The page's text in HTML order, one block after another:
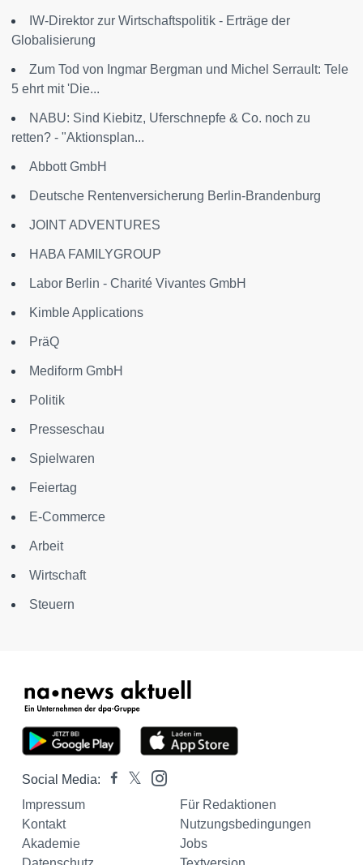
IW-Direktor zur Wirtschaftspolitik - Erträge der
Globalisierung
Zum Tod von Ingmar Bergman und Michel Serrault: Tele
5 ehrt mit 'Die...
NABU: Sind Kiebitz, Uferschnepfe & Co. noch zu
retten? - "Aktionsplan...
Abbott GmbH
Deutsche Rentenversicherung Berlin-Brandenburg
JOINT ADVENTURES
HABA FAMILYGROUP
Labor Berlin - Charité Vivantes GmbH
Kimble Applications
PräQ
Mediform GmbH
Politik
Presseschau
Spielwaren
Feiertag
E-Commerce
Arbeit
Wirtschaft
Steuern
Social Media:
Impressum
Für Redaktionen
Kontakt
Nutzungsbedingungen
Akademie
Jobs